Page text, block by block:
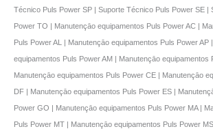
Técnico Puls Power SP | Suporte Técnico Puls Power SE |
Power TO | Manutençāo equipamentos Puls Power AC |
Puls Power AL | Manutençāo equipamentos Puls Power AP
equipamentos Puls Power AM | Manutençāo equipamentos
Manutençāo equipamentos Puls Power CE | Manutençāo
DF | Manutençāo equipamentos Puls Power ES |
Power GO | Manutençāo equipamentos Puls Power MA |
Puls Power MT | Manutençāo equipamentos Puls Power